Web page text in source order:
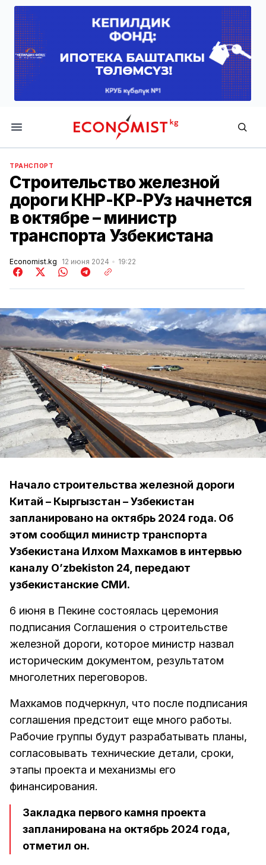
Economist.kg
ТРАНСПОРТ
Строительство железной
дороги КНР-КР-РУз начнется
в октябре – министр
транспорта Узбекистана
Economist.kg 12 июня 2024 19:22
Начало строительства железной дороги
Китай – Кыргызстан – Узбекистан
запланировано на октябрь 2024 года. Об
этом сообщил министр транспорта
Узбекистана Илхом Махкамов в интервью
каналу O’zbekiston 24, передают
узбекистанские СМИ.
6 июня в Пекине состоялась церемония
подписания Соглашения о строительстве
железной дороги, которое министр назвал
историческим документом, результатом
многолетних переговоров.
Махкамов подчеркнул, что после подписания
соглашения предстоит еще много работы.
Рабочие группы будут разрабатывать планы,
согласовывать технические детали, сроки,
этапы проекта и механизмы его
финансирования.
Закладка первого камня проекта
запланирована на октябрь 2024 года,
отметил он.